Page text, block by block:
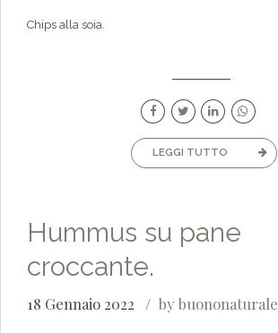
Chips alla soia.
LEGGI TUTTO
Hummus su pane
croccante.
18 Gennaio 2022 by buononaturale